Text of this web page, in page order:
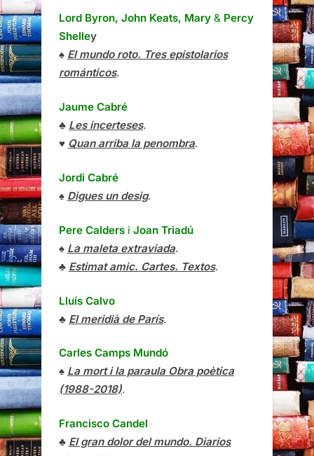
Lord Byron, John Keats, Mary & Percy
Shelley
♠ El mundo roto. Tres epistolarios
románticos.
Jaume Cabré
♣ Les incerteses.
♥ Quan arriba la penombra.
Jordi Cabré
♠ Digues un desig.
Pere Calders i Joan Triadú
♠ La maleta extraviada.
♣ Estimat amic. Cartes. Textos.
Lluís Calvo
♣ El meridià de París.
Carles Camps Mundó
♠ La mort i la paraula Obra poètica
(1988-2018).
Francisco Candel
♣ El gran dolor del mundo. Diarios